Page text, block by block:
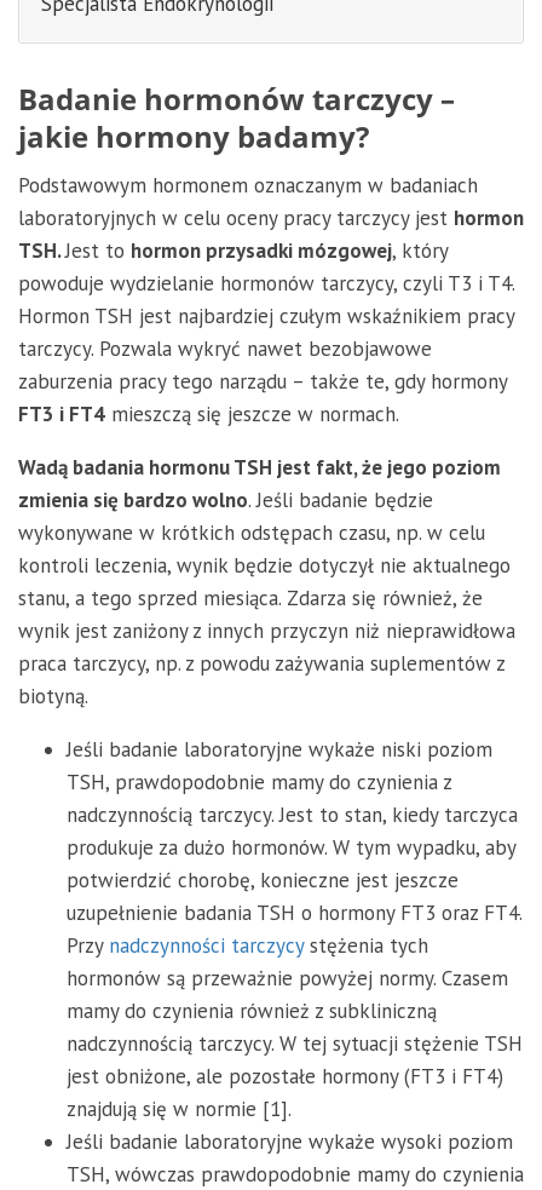
Badanie hormonów tarczycy –
jakie hormony badamy?
Podstawowym hormonem oznaczanym w badaniach
laboratoryjnych w celu oceny pracy tarczycy jest hormon
TSH.Jest to hormon przysadki mózgowej, który
powoduje wydzielanie hormonów tarczycy, czyli T3 i T4.
Hormon TSH jest najbardziej czułym wskaźnikiem pracy
tarczycy. Pozwala wykryć nawet bezobjawowe
zaburzenia pracy tego narządu – także te, gdy hormony
FT3 i FT4 mieszczą się jeszcze w normach.
Wadą badania hormonu TSH jest fakt, że jego poziom
zmienia się bardzo wolno. Jeśli badanie będzie
wykonywane w krótkich odstępach czasu, np. w celu
kontroli leczenia, wynik będzie dotyczył nie aktualnego
stanu, a tego sprzed miesiąca. Zdarza się również, że
wynik jest zaniżony z innych przyczyn niż nieprawidłowa
praca tarczycy, np. z powodu zażywania suplementów z
biotyną.
Jeśli badanie laboratoryjne wykaże niski poziom
TSH, prawdopodobnie mamy do czynienia z
nadczynnością tarczycy. Jest to stan, kiedy tarczyca
produkuje za dużo hormonów. W tym wypadku, aby
potwierdzić chorobę, konieczne jest jeszcze
uzupełnienie badania TSH o hormony FT3 oraz FT4.
Przy nadczynności tarczycystężenia tych
hormonów są przeważnie powyżej normy. Czasem
mamy do czynienia również z subkliniczną
nadczynnością tarczycy. W tej sytuacji stężenie TSH
jest obniżone, ale pozostałe hormony (FT3 i FT4)
znajdują się w normie [1].
Jeśli badanie laboratoryjne wykaże wysoki poziom
TSH, wówczas prawdopodobnie mamy do czynienia